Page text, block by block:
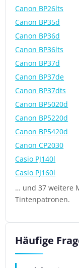
Canon BP26lts
Canon BP35d
Canon BP36d
Canon BP36lts
Canon BP37d
Canon BP37de
Canon BP37dts
Canon BP5020d
Canon BP5220d
Canon BP5420d
Canon CP2030
Casio PJ140l
Casio PJ160l
… und 37 weitere
Tintenpatronen.
Häufige